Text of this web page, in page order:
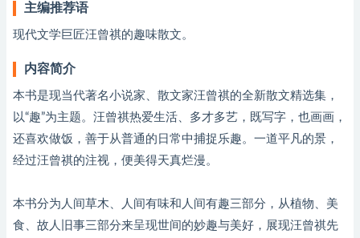
主编推荐语
现代文学巨匠汪曾祺的趣味散文。
内容简介
本书是现当代著名小说家、散文家汪曾祺的全新散文精选集，
以“趣”为主题。汪曾祺热爱生活、多才多艺，既写字，也画画，
还喜欢做饭，善于从普通的日常中捕捉乐趣。一道平凡的景，
经过汪曾祺的注视，便美得天真烂漫。
本书分为人间草木、人间有味和人间有趣三部分，从植物、美
食、故人旧事三部分来呈现世间的妙趣与美好，展现汪曾祺先